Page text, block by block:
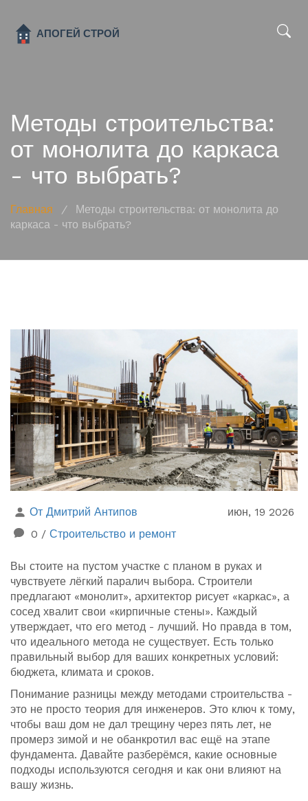
Методы строительства:
от монолита до каркаса
- что выбрать?
Главная /
Методы строительства: от монолита до
каркаса - что выбрать?
От Дмитрий Антипов
июн, 19 2026
0 / Строительство и ремонт
Вы стоите на пустом участке с планом в руках и
чувствуете лёгкий паралич выбора. Строители
предлагают «монолит», архитектор рисует «каркас», а
сосед хвалит свои «кирпичные стены». Каждый
утверждает, что его метод - лучший. Но правда в том,
что идеального метода не существует. Есть только
правильный выбор для ваших конкретных условий:
бюджета, климата и сроков.
Понимание разницы между методами строительства -
это не просто теория для инженеров. Это ключ к тому,
чтобы ваш дом не дал трещину через пять лет, не
промерз зимой и не обанкротил вас ещё на этапе
фундамента. Давайте разберёмся, какие основные
подходы используются сегодня и как они влияют на
вашу жизнь.